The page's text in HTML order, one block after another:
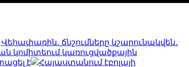
Վեհափառին․ ճնշումները կշարունակվեն․
կոմիտեում կառուցվածքային
է
Հայաստանում էբոլայի